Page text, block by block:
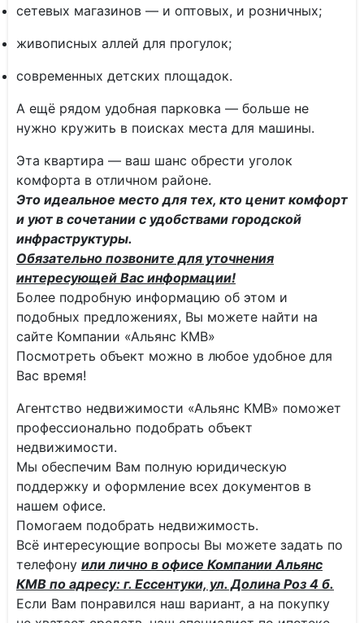
сетевых магазинов — и оптовых, и розничных;
живописных аллей для прогулок;
современных детских площадок.
А ещё рядом удобная парковка — больше не
нужно кружить в поисках места для машины.
Эта квартира — ваш шанс обрести уголок
комфорта в отличном районе.
Это идеальное место для тех, кто ценит комфорт
и уют в сочетании с удобствами городской
инфраструктуры.
Обязательно позвоните для уточнения
интересующей Вас информации!
Более подробную информацию об этом и
подобных предложениях, Вы можете найти на
сайте Компании «Альянс КМВ»
Посмотреть объект можно в любое удобное для
Вас время!
Агентство недвижимости «Альянс КМВ» поможет
профессионально подобрать объект
недвижимости.
Мы обеспечим Вам полную юридическую
поддержку и оформление всех документов в
нашем офисе.
Помогаем подобрать недвижимость.
Всё интересующие вопросы Вы можете задать по
телефону или лично в офисе Компании Альянс
КМВ по адресу: г. Ессентуки, ул. Долина Роз 4 б.
Если Вам понравился наш вариант, а на покупку